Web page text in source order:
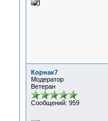
Корнак7
Модератор
Ветеран
Сообщений: 959